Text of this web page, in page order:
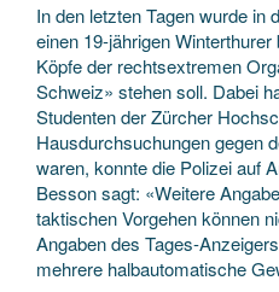
In den letzten Tagen wurde in
einen 19-jährigen
Köpfe der rechtsextremen
Schweiz» stehen soll. Dabei
Studenten der Zürcher
Hausdurchsuchungen gegen
waren, konnte die Polizei auf
Besson sagt: «Weitere
taktischen Vorgehen können
Angaben des Tages-
mehrere halbautomatische